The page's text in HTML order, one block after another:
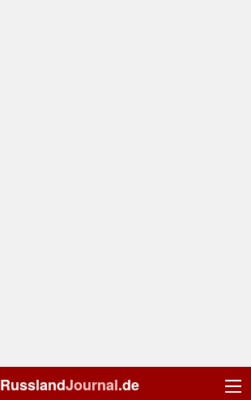
RusslandJournal.de